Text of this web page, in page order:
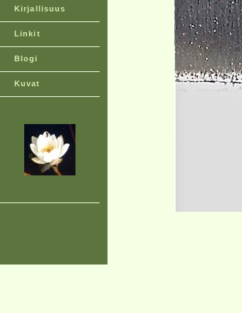
Kirjallisuus
Linkit
Blogi
Kuvat